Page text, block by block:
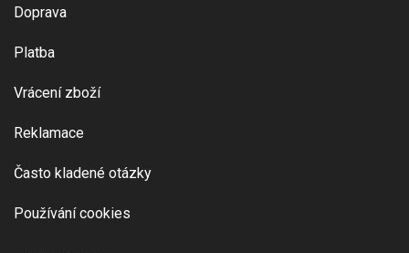
Doprava
Platba
Vrácení zboží
Reklamace
Často kladené otázky
Používání cookies